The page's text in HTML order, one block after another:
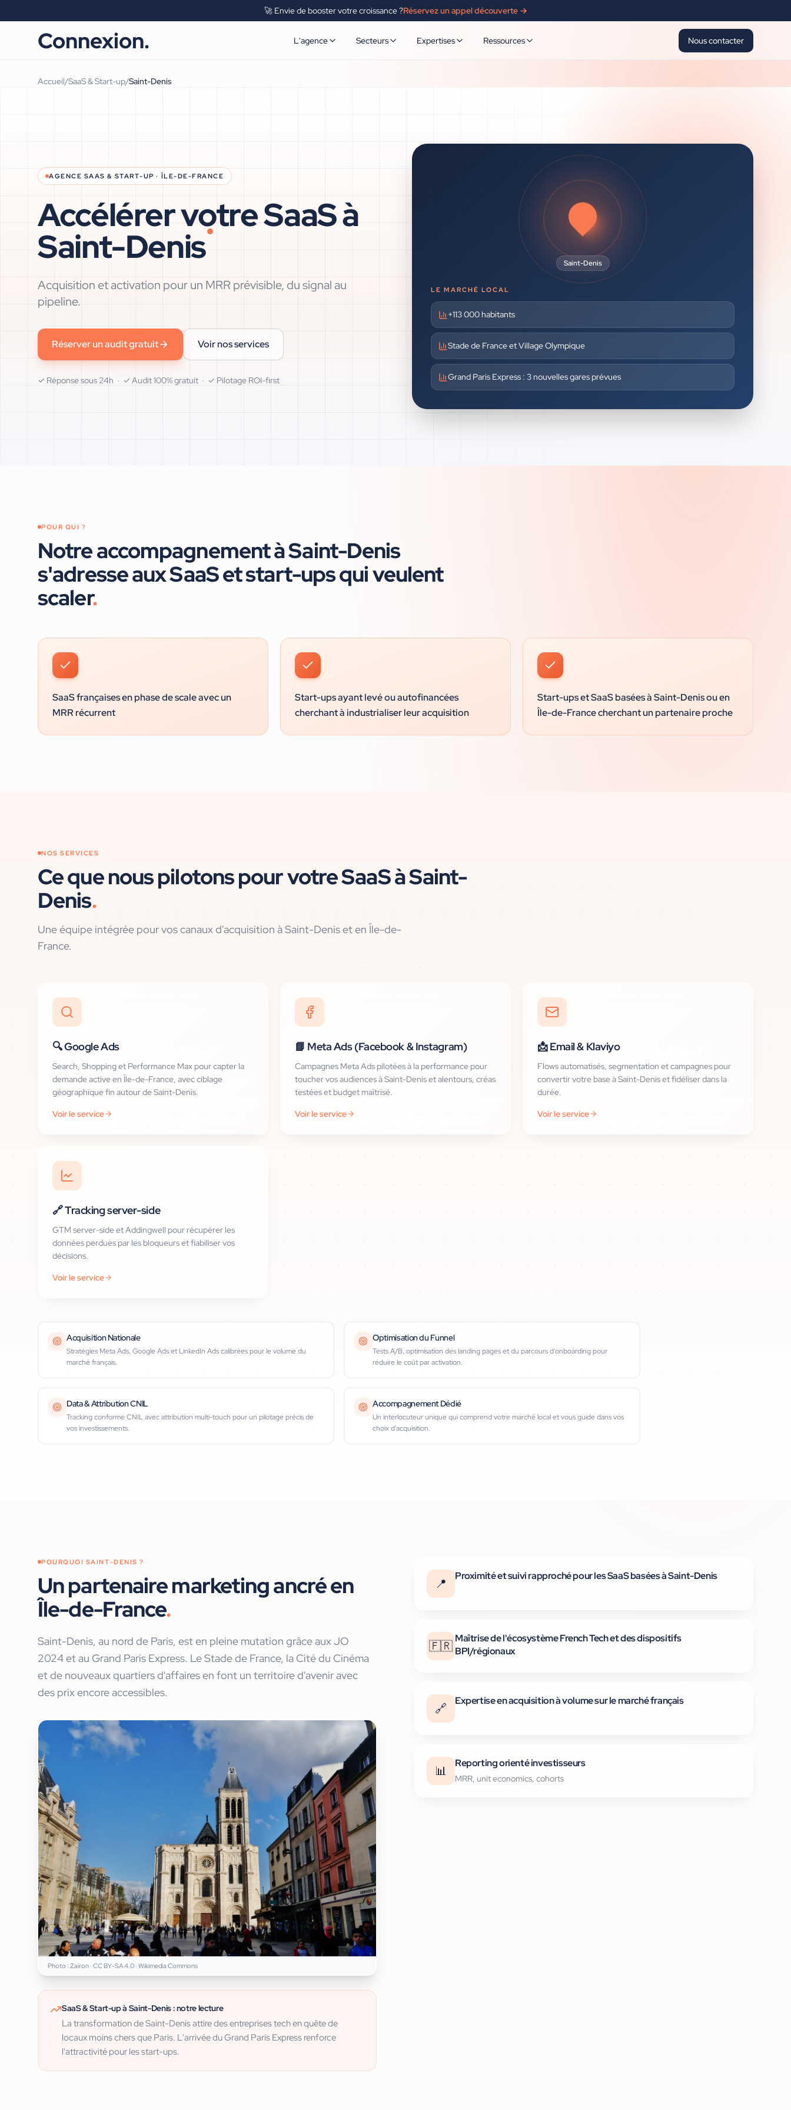
🚀 Envie de booster votre croissance ?Réservez un appel découverte →
Connexion. L'agence Secteurs Expertises Ressources Nous contacter
Accueil/SaaS & Start-up/Saint-Denis
AGENCE SAAS & START-UP ·ÎLE-DE-FRANCE
Accélérer votre SaaS à
Saint-Denis
Acquisition et activation pour un MRR prévisible, du signal au
pipeline.
Réserver un audit gratuit Voir nos services
✓ Réponse sous 24h · ✓ Audit 100% gratuit · ✓ Pilotage ROI-first
Saint-Denis
LE MARCHÉ LOCAL
+113 000 habitants
Stade de France et Village Olympique
Grand Paris Express : 3 nouvelles gares prévues
POUR QUI ?
Notre accompagnement àSaint-Denis
s'adresse auxSaaS et start-upsqui veulent
scaler.
SaaS françaises en phase de scale avec un
MRR récurrent
Start-ups ayant levé ou autofinancées
cherchant à industrialiser leur acquisition
Start-ups et SaaS basées à Saint-Denis ou en
Île-de-France cherchant un partenaire proche
NOS SERVICES
Ce que nous pilotons pour votreSaaSàSaint-
Denis.
Une équipe intégrée pour vos canaux d'acquisition à Saint-Denis et en Île-de-
France.
🔍Google Ads
Search, Shopping et Performance Max pour capter la
demande active en Île-de-France, avec ciblage
géographique fin autour de Saint-Denis.
Voir le service
📘 Meta Ads (Facebook & Instagram)
Campagnes Meta Ads pilotées à la performance pour
toucher vos audiences à Saint-Denis et alentours, créas
testées et budget maîtrisé.
Voir le service
📩Email & Klaviyo
Flows automatisés, segmentation et campagnes pour
convertir votre base à Saint-Denis et fidéliser dans la
durée.
Voir le service
🔗Tracking server-side
GTM server-side et Addingwell pour récupérer les
données perdues par les bloqueurs et fiabiliser vos
décisions.
Voir le service
Acquisition Nationale
Stratégies Meta Ads, Google Ads et LinkedIn Ads calibrées pour le volume du
marché français.
Optimisation du Funnel
Tests A/B, optimisation des landing pages et du parcours d'onboarding pour
réduire le coût par activation.
Data & Attribution CNIL
Tracking conforme CNIL avec attribution multi-touch pour un pilotage précis de
vos investissements.
Accompagnement Dédié
Un interlocuteur unique qui comprend votre marché local et vous guide dans vos
choix d'acquisition.
POURQUOI SAINT-DENIS ?
Un partenaire marketing ancréen
Île-de-France.
Saint-Denis, au nord de Paris, est en pleine mutation grâce aux JO
2024 et au Grand Paris Express. Le Stade de France, la Cité du Cinéma
et de nouveaux quartiers d'affaires en font un territoire d'avenir avec
des prix encore accessibles.
Photo : Zairon · CC BY-SA 4.0 · Wikimedia Commons
SaaS & Start-upà Saint-Denis: notre lecture
La transformation de Saint-Denis attire des entreprises tech en quête de
locaux moins chers que Paris. L'arrivée du Grand Paris Express renforce
l'attractivité pour les start-ups.
📍
Proximité et suivi rapproché pour les SaaS basées à Saint-Denis
🇫🇷
Maîtrise de l'écosystème French Tech et des dispositifs
BPI/régionaux
🔗
Expertise en acquisition à volume sur le marché français
📊
Reporting orienté investisseurs
MRR, unit economics, cohorts